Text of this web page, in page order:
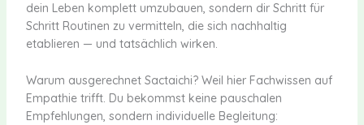
dein Leben komplett umzubauen, sondern dir Schritt für
Schritt Routinen zu vermitteln, die sich nachhaltig
etablieren — und tatsächlich wirken.
Warum ausgerechnet Sactaichi? Weil hier Fachwissen auf
Empathie trifft. Du bekommst keine pauschalen
Empfehlungen, sondern individuelle Begleitung: